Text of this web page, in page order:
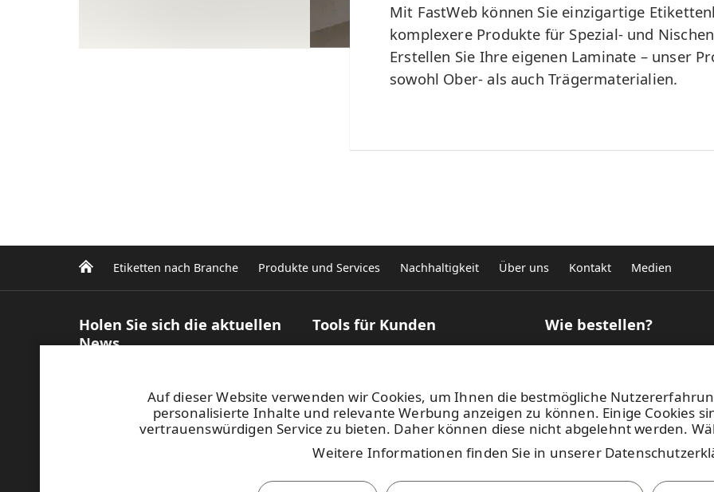
Mit FastWeb können Sie einzigartige
komplexere Produkte für Spezial- und
Erstellen Sie Ihre eigenen Laminate – unser
sowohl Ober- als auch Trägermaterialien.
Auf dieser Website verwenden wir Cookies, um Ihnen die bestmögliche
personalisierte Inhalte und relevante Werbung anzeigen zu können. Einige Cookies
vertrauenswürdigen Service zu bieten. Daher können diese nicht abgelehnt werden.
Weitere Informationen finden Sie in unserer
Etiketten nach Branche Produkte und Services Nachhaltigkeit Über uns Kontakt Medien
Holen Sie sich die aktuellen
News
Blogs und Artikel
Case studies
Ihre Ansprechpartnerin
Bilddatenbank
Tools für Kunden
Etikettenmaterialsuche für
Digitaldruck
MyRaflatac
Wie bestellen?
kaufen können?
Geschäftsbedingungen
Setzen Sie sich mit uns in
Diese Seite ist durch reCAPTCHA geschützt.DatenschutzerklärungundNutzungsbedingungen.